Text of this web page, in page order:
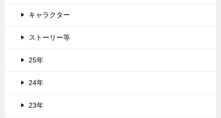
キャラクター
ストーリー等
25年
24年
23年